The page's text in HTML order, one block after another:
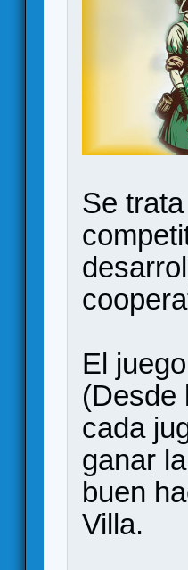
Se
El
(Desde
cada
ganar
buen
Villa.